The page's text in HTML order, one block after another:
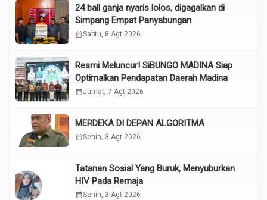
24 ball ganja nyaris lolos, digagalkan di
Simpang Empat Panyabungan
calendar_monthSabtu, 8 Agt 2026
Resmi Meluncur! SiBUNGO MADINA Siap
Optimalkan Pendapatan Daerah Madina
calendar_monthJumat, 7 Agt 2026
MERDEKA DI DEPAN ALGORITMA
calendar_monthSenin, 3 Agt 2026
Tatanan Sosial Yang Buruk, Menyuburkan
HIV Pada Remaja
calendar_monthSenin, 3 Agt 2026